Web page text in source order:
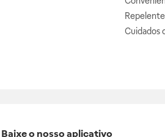
Cuidados
Baixe o nosso aplicativo